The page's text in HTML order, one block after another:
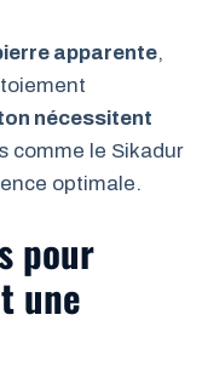
apparente,
nécessitent
comme le Sikadur
optimale.
pour
une